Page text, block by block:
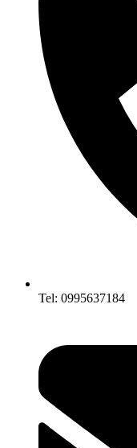
Tel: 0995637184